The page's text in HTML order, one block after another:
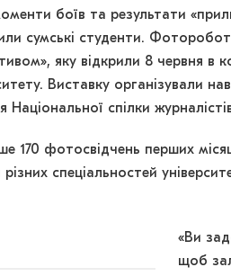
боїв та результати
сумські студенти.
яку відкрили 8 червня в
Виставку організували
Національної спілки
170 фотосвідчень перших
спеціальностей
«Ви
щоб